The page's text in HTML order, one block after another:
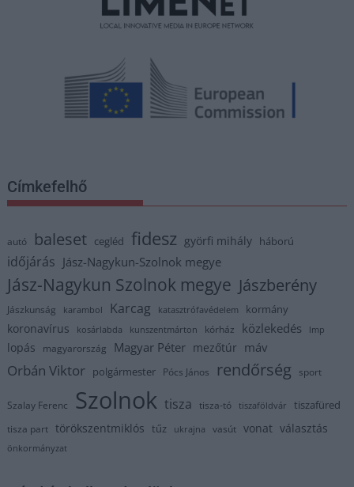
Címkefelhő
autó baleset cegléd fidesz györfi mihály háború
időjárás Jász-Nagykun-Szolnok megye
Jász-Nagykun Szolnok megye Jászberény
Jászkunság karambol Karcag katasztrófavédelem kormány
koronavírus kosárlabda kunszentmárton kórház közlekedés lmp
lopás magyarország Magyar Péter mezőtúr máv
Orbán Viktor polgármester Pócs János rendőrség sport
Szalay Ferenc Szolnok tisza tisza-tó tiszaföldvár tiszafüred
tisza part törökszentmiklós tűz ukrajna vasút vonat választás
önkormányzat